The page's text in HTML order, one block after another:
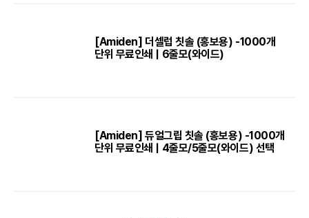
[Amiden] 더셀럽 칫솔 (홍보용) -1000개
단위 무료인쇄 | 6줄모(와이드)
[Amiden] 듀얼그립 칫솔 (홍보용) -1000개
단위 무료인쇄 | 4줄모/5줄모(와이드) 선택